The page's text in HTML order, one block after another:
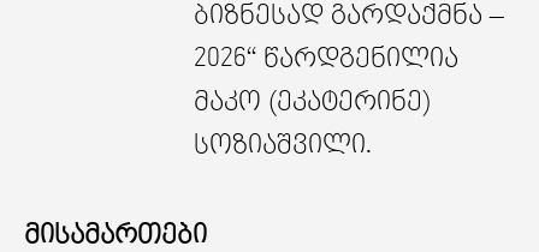
ბიზნესად გარდაქმნა –
2026“ წარდგენილია
მაკო (ეკატერინე)
სოზიაშვილი.
მისამართები